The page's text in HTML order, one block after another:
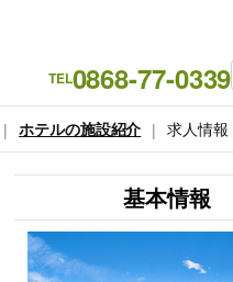
TEL0868-77-0339
ホテルの施設紹介 求人情報
基本情報